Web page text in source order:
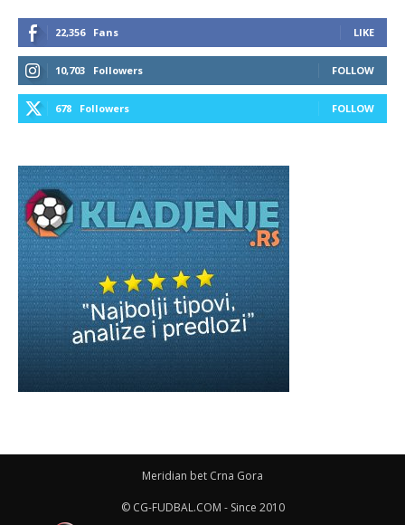
22,356 Fans LIKE
10,703 Followers FOLLOW
678 Followers FOLLOW
Meridian bet Crna Gora
© CG-FUDBAL.COM - Since 2010